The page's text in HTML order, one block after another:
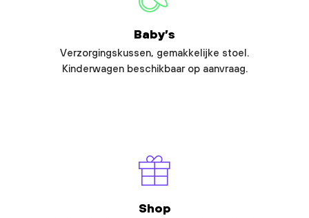
Baby’s
Verzorgingskussen, gemakkelijke stoel.
Kinderwagen beschikbaar op aanvraag.
Shop